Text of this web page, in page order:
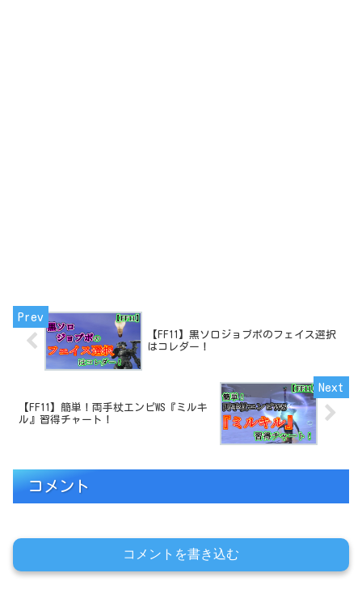
【FF11】黒ソロジョブポのフェイス選択
はコレダー！
【FF11】簡単！両手杖エンピWS『ミルキ
ル』習得チャート！
コメント
コメントを書き込む